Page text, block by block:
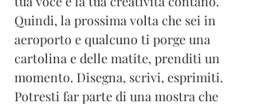
Quindi, la prossima volta che sei in
aeroporto e qualcuno ti porge una
cartolina e delle matite, prenditi un
momento. Disegna, scrivi, esprimiti.
Potresti far parte di una mostra che